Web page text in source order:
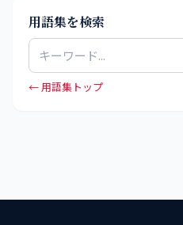
用語集を検索
← 用語集トップ